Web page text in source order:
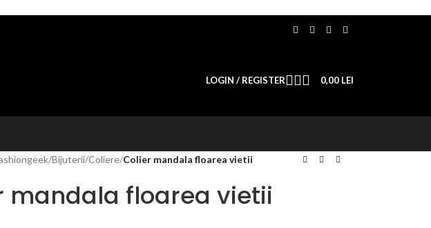
LOGIN / REGISTER 0,00 LEI
/Bijuterii/Coliere/Colier mandala floarea vietii
mandala floarea vietii